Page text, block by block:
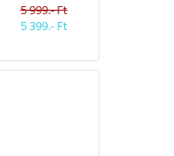
5 999.- Ft
5 399.- Ft